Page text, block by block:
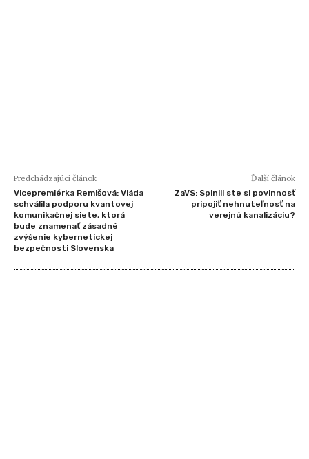
Predchádzajúci článok
Vicepremiérka Remišová: Vláda
schválila podporu kvantovej
komunikačnej siete, ktorá
bude znamenať zásadné
zvýšenie kybernetickej
bezpečnosti Slovenska
Ďalší článok
ZaVS: Splnili ste si povinnosť
pripojiť nehnuteľnosť na
verejnú kanalizáciu?